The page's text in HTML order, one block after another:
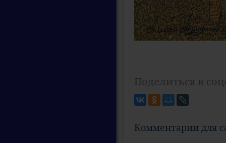
Поделиться в
Комментарии для